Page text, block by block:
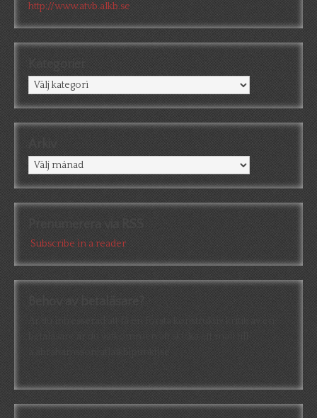
http://www.atvb.alkb.se
Kategorier
Kategorier
Arkiv
Prenumerera via RSS
Subscribe in a reader
Är du intresserad att få en första konstruktiv kritik av en
a.abrahamsson[at]alkb[punkt]se